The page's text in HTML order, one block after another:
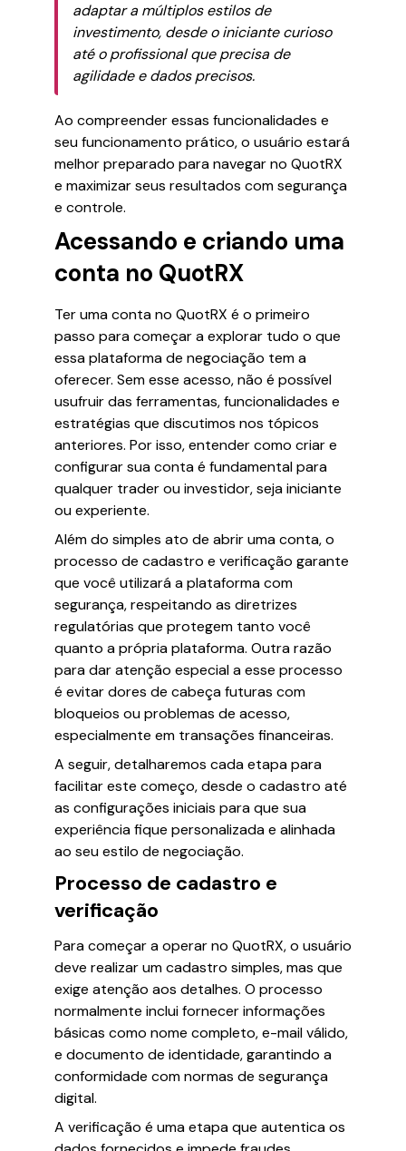
adaptar a múltiplos estilos de
investimento, desde o iniciante curioso
até o profissional que precisa de
agilidade e dados precisos.
Ao compreender essas funcionalidades e
seu funcionamento prático, o usuário estará
melhor preparado para navegar no QuotRX
e maximizar seus resultados com segurança
e controle.
Acessando e criando uma
conta no QuotRX
Ter uma conta no QuotRX é o primeiro
passo para começar a explorar tudo o que
essa plataforma de negociação tem a
oferecer. Sem esse acesso, não é possível
usufruir das ferramentas, funcionalidades e
estratégias que discutimos nos tópicos
anteriores. Por isso, entender como criar e
configurar sua conta é fundamental para
qualquer trader ou investidor, seja iniciante
ou experiente.
Além do simples ato de abrir uma conta, o
processo de cadastro e verificação garante
que você utilizará a plataforma com
segurança, respeitando as diretrizes
regulatórias que protegem tanto você
quanto a própria plataforma. Outra razão
para dar atenção especial a esse processo
é evitar dores de cabeça futuras com
bloqueios ou problemas de acesso,
especialmente em transações financeiras.
A seguir, detalharemos cada etapa para
facilitar este começo, desde o cadastro até
as configurações iniciais para que sua
experiência fique personalizada e alinhada
ao seu estilo de negociação.
Processo de cadastro e
verificação
Para começar a operar no QuotRX, o usuário
deve realizar um cadastro simples, mas que
exige atenção aos detalhes. O processo
normalmente inclui fornecer informações
básicas como nome completo, e-mail válido,
e documento de identidade, garantindo a
conformidade com normas de segurança
digital.
A verificação é uma etapa que autentica os